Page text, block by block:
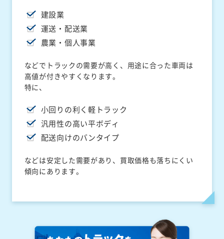
建設業
運送・配送業
農業・個人事業
などでトラックの需要が高く、用途に合った車両は
高値が付きやすくなります。
特に、
小回りの利く軽トラック
汎用性の高い平ボディ
配送向けのバンタイプ
などは安定した需要があり、買取価格も落ちにくい
傾向にあります。